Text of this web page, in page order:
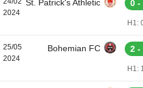
2024
St. Patrick's Athletic 0 -
H1:
25/05
2024
Bohemian FC 2 -
H1: